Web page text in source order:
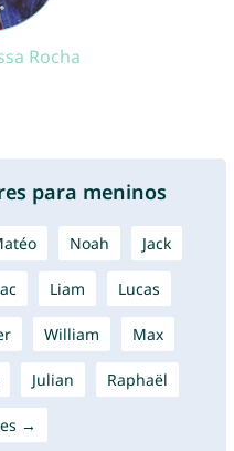
Rocha
para meninos
Noah Jack
Liam Lucas
William Max
Julian Raphaël
→